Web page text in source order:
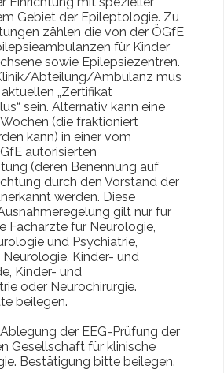
Gebiet der Epileptologie. Zu
zählen die von der ÖGfE
für Kinder
sowie Epilepsiezentren.
Abteilung/Ambulanz mus
„Zertifikat
sein. Alternativ kann eine
(die fraktioniert
kann) in einer vom
autorisierten
(deren Benennung auf
durch den Vorstand der
werden. Diese
gilt nur für
Fachärzte für Neurologie,
und Psychiatrie,
Neurologie, Kinder- und
Kinder- und
oder Neurochirurgie.
beilegen.
der EEG-Prüfung der
Gesellschaft für klinische
Bestätigung bitte beilegen.